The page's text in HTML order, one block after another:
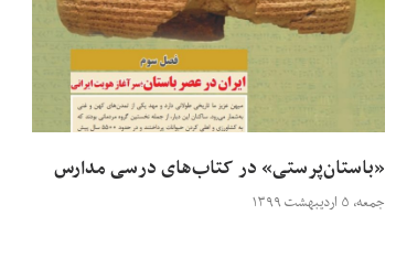
«باستان‌پرستی» در کتاب‌های درسی مدارس
جمعه، ۵ اردیبهشت ۱۳۹۹